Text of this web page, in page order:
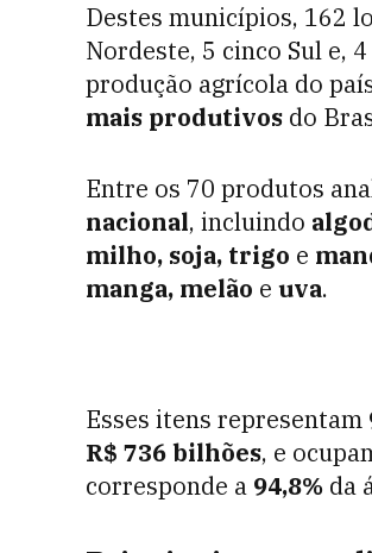
Destes municípios, 162
Nordeste, 5 cinco Sul e,
produção agrícola do
mais produtivos do
Entre os 70 produtos
nacional, incluindo
milho, soja, trigo e
manga, melão e uva.
Esses itens representam
R$ 736 bilhões, e
corresponde a 94,8% da